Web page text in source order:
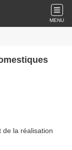
MENU
de la réalisation